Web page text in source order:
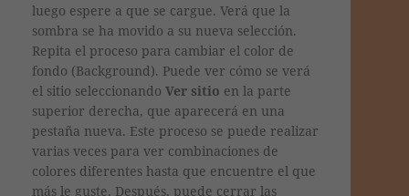
luego espere a que se cargue. Verá que la
sombra se ha movido a su nueva selección.
Repita el proceso para cambiar el color de
fondo (Background). Puede ver cómo se verá
el sitio seleccionando Ver sitio en la parte
superior derecha, que aparecerá en una
pestaña nueva. Este proceso se puede realizar
varias veces para ver combinaciones de
colores diferentes hasta que encuentre el que
más le guste. Después, puede cerrar las